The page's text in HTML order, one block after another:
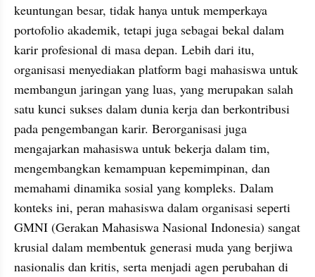
keuntungan besar, tidak hanya untuk memperkaya
portofolio akademik, tetapi juga sebagai bekal dalam
karir profesional di masa depan. Lebih dari itu,
organisasi menyediakan platform bagi mahasiswa untuk
membangun jaringan yang luas, yang merupakan salah
satu kunci sukses dalam dunia kerja dan berkontribusi
pada pengembangan karir. Berorganisasi juga
mengajarkan mahasiswa untuk bekerja dalam tim,
mengembangkan kemampuan kepemimpinan, dan
memahami dinamika sosial yang kompleks. Dalam
konteks ini, peran mahasiswa dalam organisasi seperti
GMNI (Gerakan Mahasiswa Nasional Indonesia) sangat
krusial dalam membentuk generasi muda yang berjiwa
nasionalis dan kritis, serta menjadi agen perubahan di